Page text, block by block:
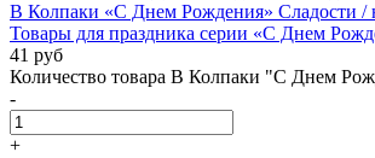
В Колпаки «С Днем Рождения» Сладости /
Товары для праздника серии «С Днем
41 руб
Количество товара В Колпаки "С Днем
-
+